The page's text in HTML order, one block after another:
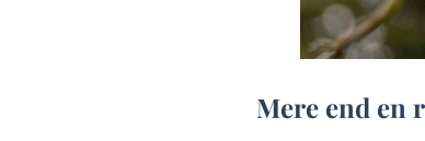
Mere end en